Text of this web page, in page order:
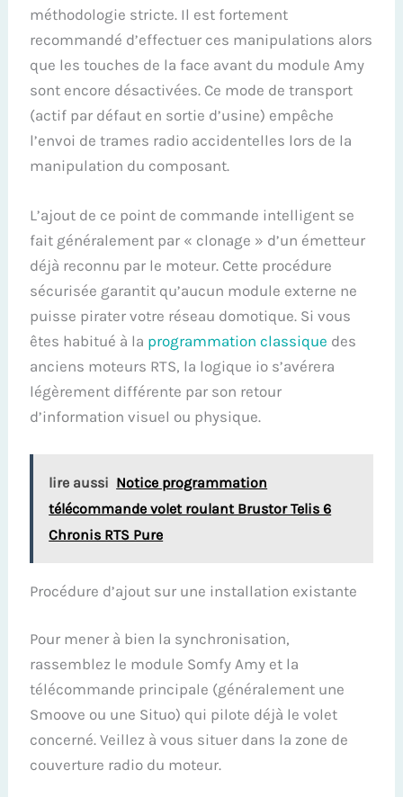
méthodologie stricte. Il est fortement
recommandé d’effectuer ces manipulations alors
que les touches de la face avant du module Amy
sont encore désactivées. Ce mode de transport
(actif par défaut en sortie d’usine) empêche
l’envoi de trames radio accidentelles lors de la
manipulation du composant.
L’ajout de ce point de commande intelligent se
fait généralement par « clonage » d’un émetteur
déjà reconnu par le moteur. Cette procédure
sécurisée garantit qu’aucun module externe ne
puisse pirater votre réseau domotique. Si vous
êtes habitué à la programmation classique des
anciens moteurs RTS, la logique io s’avérera
légèrement différente par son retour
d’information visuel ou physique.
lire aussi Notice programmation
télécommande volet roulant Brustor Telis 6
Chronis RTS Pure
Procédure d’ajout sur une installation existante
Pour mener à bien la synchronisation,
rassemblez le module Somfy Amy et la
télécommande principale (généralement une
Smoove ou une Situo) qui pilote déjà le volet
concerné. Veillez à vous situer dans la zone de
couverture radio du moteur.